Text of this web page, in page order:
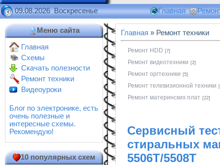
09.08.2026 Воскресенье Главная
Меню сайта
Главная
Схемы
Скачать полезности
Ремонт техники
Видеоуроки
Блог по электронике, есть
очень полезные и
интересные схемы.
Рекомендую!
10 популярных схем
Главная » Ремонт техники
Ремонт HDD [7]
Ремонт видеотехники [2]
Ремонт оргтехники [5]
Ремонт телевизионной техники
Ремонт материнских плат [22]
Сервисный
стиральных
5506T/5508T